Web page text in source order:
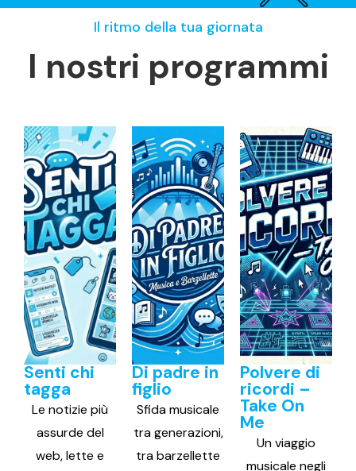
Il ritmo della tua giornata
I nostri programmi
Senti chi
tagga
Le notizie più
assurde del
web, lette e
Di padre in
figlio
Sfida musicale
tra generazioni,
tra barzellette
Polvere di
ricordi –
Take On
Me
Un viaggio
musicale negli